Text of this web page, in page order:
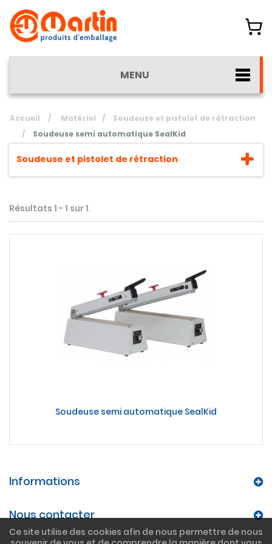
MENU
Accueil / Matériel /
Soudeuse et pistolet de rétraction
/
Soudeuse semi automatique SealKid
Soudeuse et pistolet de rétraction
Résultats 1 - 1 sur 1.
Soudeuse semi automatique SealKid
Informations
Nous contacter
Ce site utilise des cookies afin de nous permettre de nous